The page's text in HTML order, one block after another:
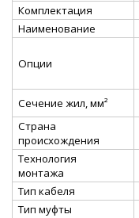
Комплектация
Наименование
Опции
Сечение жил, мм²
Страна
происхождения
Технология
монтажа
Тип кабеля
Тип муфты